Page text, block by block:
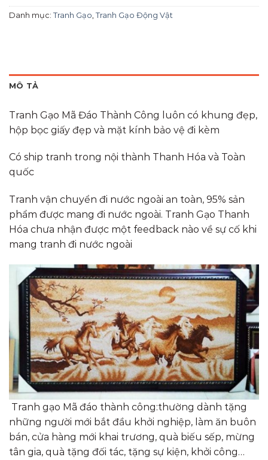
Danh mục: Tranh Gạo Tranh Gạo Động Vật
MÔ TẢ
Tranh Gạo Mã Đáo Thành Công luôn có khung đẹp,
hộp bọc giấy đẹp và mặt kính bảo vệ đi kèm
Có ship tranh trong nội thành Thanh Hóa và Toàn
quốc
Tranh vận chuyển đi nước ngoài an toàn, 95% sản
phẩm được mang đi nước ngoài. Tranh Gạo Thanh
Hóa chưa nhận được một feedback nào về sự cố khi
mang tranh đi nước ngoài
Tranh gạo Mã đáo thành công:thường dành tặng
những người mới bắt đầu khởi nghiệp, làm ăn buôn
bán, cửa hàng mới khai trương, quà biếu sếp, mừng
tân gia, quà tặng đối tác, tặng sự kiện, khởi công…